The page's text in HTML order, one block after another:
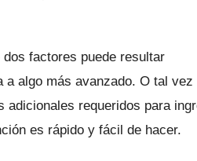
factores puede resultar
a algo más avanzado. O tal vez
adicionales requeridos para
es rápido y fácil de hacer.